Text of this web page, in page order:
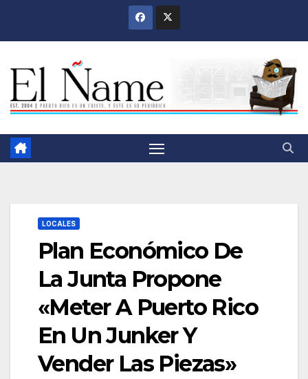
LOCALES
Plan Económico De
La Junta Propone
«Meter A Puerto Rico
En Un Junker Y
Vender Las Piezas»